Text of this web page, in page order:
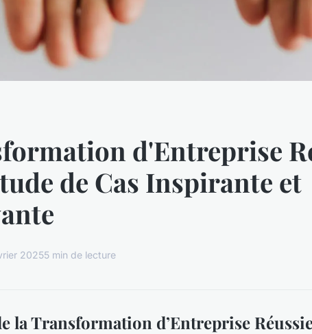
d'Entreprise
de Cas Inspirante et
20255 min de lecture
la Transformation d’Entreprise